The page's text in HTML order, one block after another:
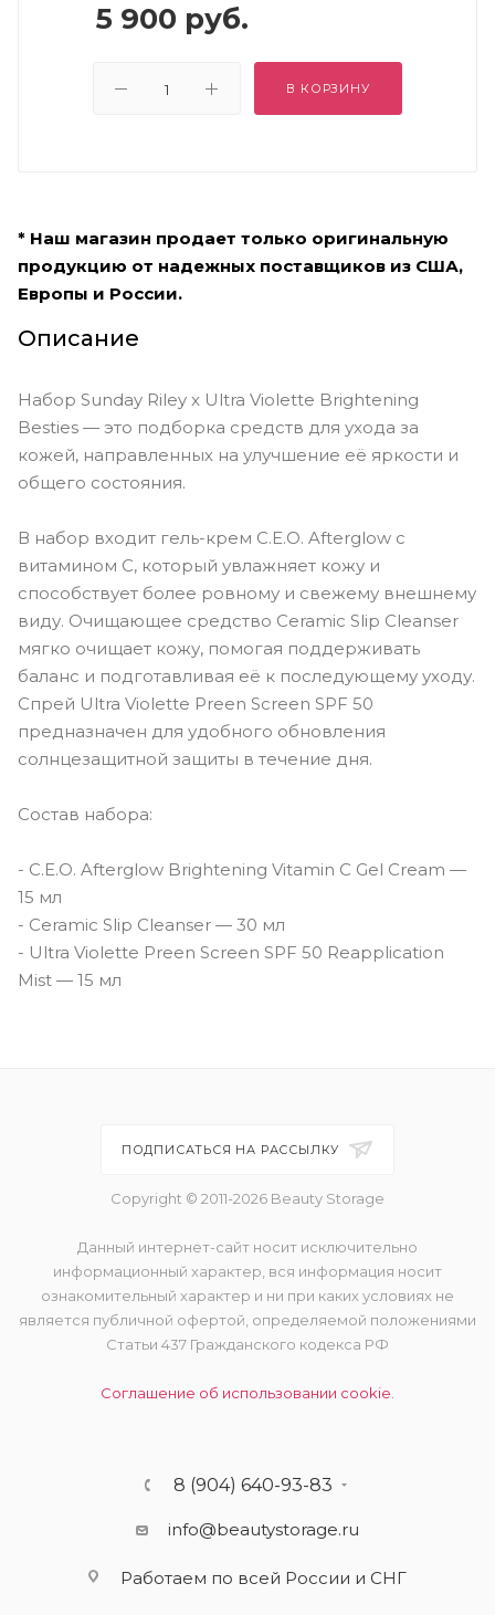
5 900 руб.
В КОРЗИНУ
* Наш магазин продает только оригинальную
продукцию от надежных поставщиков из США,
Европы и России.
Описание
Набор Sunday Riley x Ultra Violette Brightening
Besties — это подборка средств для ухода за
кожей, направленных на улучшение её яркости и
общего состояния.
В набор входит гель-крем C.E.O. Afterglow с
витамином C, который увлажняет кожу и
способствует более ровному и свежему внешнему
виду. Очищающее средство Ceramic Slip Cleanser
мягко очищает кожу, помогая поддерживать
баланс и подготавливая её к последующему уходу.
Спрей Ultra Violette Preen Screen SPF 50
предназначен для удобного обновления
солнцезащитной защиты в течение дня.
Состав набора:
- C.E.O. Afterglow Brightening Vitamin C Gel Cream —
15 мл
- Ceramic Slip Cleanser — 30 мл
- Ultra Violette Preen Screen SPF 50 Reapplication
Mist — 15 мл
ПОДПИСАТЬСЯ НА РАССЫЛКУ
Copyright © 2011-2026 Beauty Storage
Данный интернет-сайт носит исключительно
информационный характер, вся информация носит
ознакомительный характер и ни при каких условиях не
является публичной офертой, определяемой положениями
Статьи 437 Гражданского кодекса РФ
Соглашение об использовании cookie.
8 (904) 640-93-83
info@beautystorage.ru
Работаем по всей России и СНГ